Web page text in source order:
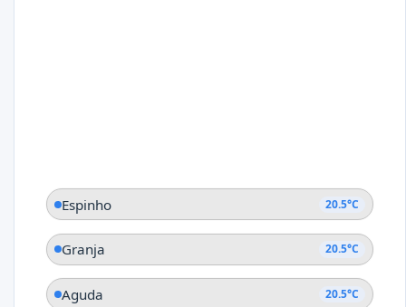
Espinho 20.5°C
Granja 20.5°C
Aguda 20.5°C